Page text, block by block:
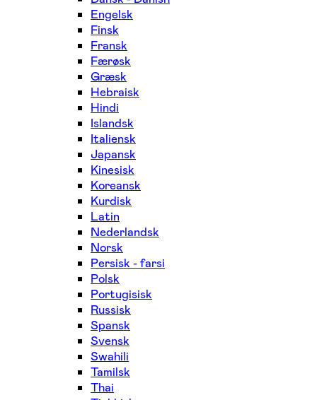
Engelsk
Finsk
Fransk
Færøsk
Græsk
Hebraisk
Hindi
Islandsk
Italiensk
Japansk
Kinesisk
Koreansk
Kurdisk
Latin
Nederlandsk
Norsk
Persisk - farsi
Polsk
Portugisisk
Russisk
Spansk
Svensk
Swahili
Tamilsk
Thai